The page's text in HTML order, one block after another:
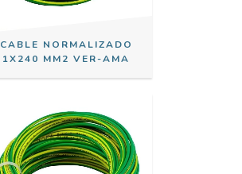
CABLE NORMALIZADO
1X240 MM2 VER-AMA